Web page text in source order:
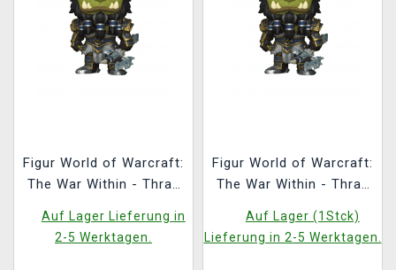
Figur World of Warcraft:
The War Within - Thrall
1046)
Auf Lager Lieferung in
2-5 Werktagen.
Figur World of Warcraft:
The War Within - Thrall
1046) (beschädigte
Verpackung)
Auf Lager (1Stck)
Lieferung in 2-5 Werktagen.